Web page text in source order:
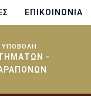
ΕΠΙΚΟΙΝΩΝΊΑ
ΥΠΟΒΟΛΗ
-